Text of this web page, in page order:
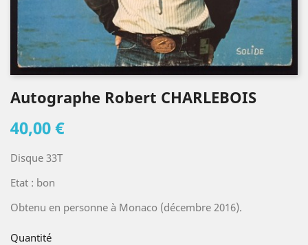
Autographe Robert CHARLEBOIS
40,00 €
Disque 33T
Etat : bon
Obtenu en personne à Monaco (décembre 2016).
Quantité